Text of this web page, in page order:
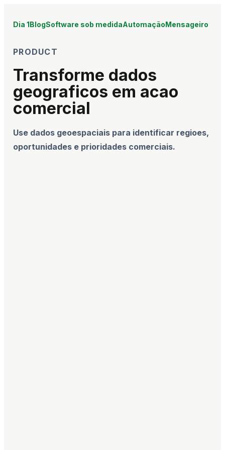
Dia 1BlogSoftware sob medidaAutomaçãoMensageiro
PRODUCT
Transforme dados
geograficos em acao
comercial
Use dados geoespaciais para identificar regioes,
oportunidades e prioridades comerciais.